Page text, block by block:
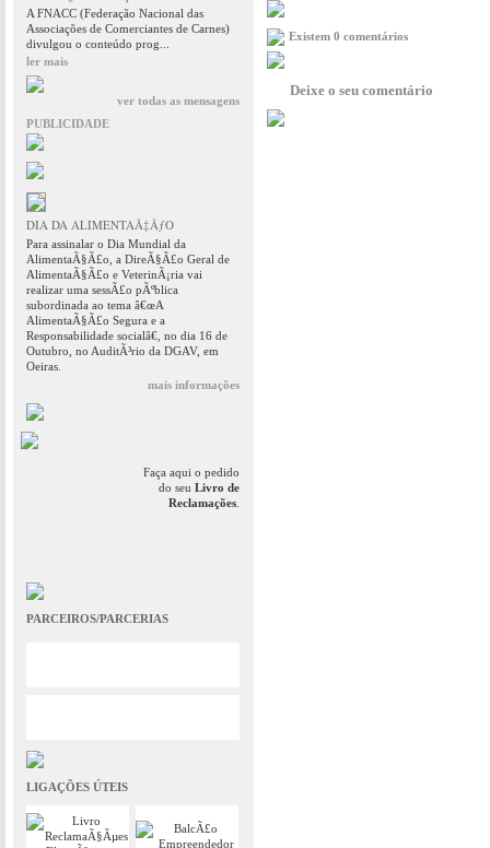
A FNACC (Federação Nacional das
Associações de Comerciantes de Carnes)
divulgou o conteúdo prog...
ler mais
ver todas as mensagens
PUBLICIDADE
DIA DA ALIMENTAÃ‡ÃƒO
Para assinalar o Dia Mundial da
AlimentaÃ§Ã£o, a DireÃ§Ã£o Geral de
AlimentaÃ§Ã£o e VeterinÃ¡ria vai
realizar uma sessÃ£o pÃºblica
subordinada ao tema â€œA
AlimentaÃ§Ã£o Segura e a
Responsabilidade socialâ€, no dia 16 de
Outubro, no AuditÃ³rio da DGAV, em
Oeiras.
mais informações
Faça aqui o pedido
do seu Livro de
Reclamações
PARCEIROS/PARCERIAS
LIGAÇÕES ÚTEIS
Existem 0 comentários
Deixe o seu comentário